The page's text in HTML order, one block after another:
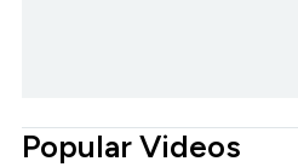
Popular Videos